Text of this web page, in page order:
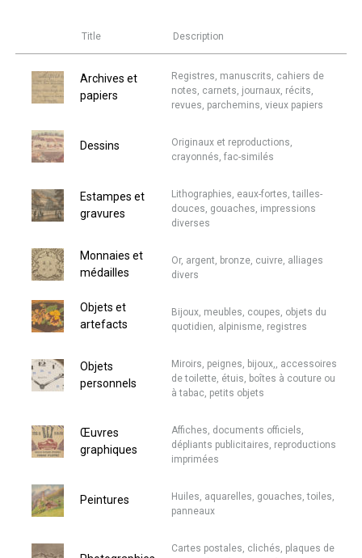
Title Description
Archives et
papiers
Registres, manuscrits, cahiers de
notes, carnets, journaux, récits,
revues, parchemins, vieux papiers
Dessins
Originaux et reproductions,
crayonnés, fac-similés
Estampes et
gravures
Lithographies, eaux-fortes, tailles-
douces, gouaches, impressions
diverses
Monnaies et
médailles
Or, argent, bronze, cuivre, alliages
divers
Objets et
artefacts
Bijoux, meubles, coupes, objets du
quotidien, alpinisme, registres
Objets
personnels
Miroirs, peignes, bijoux,, accessoires
de toilette, étuis, boîtes à couture ou
à tabac, petits objets
Œuvres
graphiques
Affiches, documents officiels,
dépliants publicitaires, reproductions
imprimées
Peintures
Huiles, aquarelles, gouaches, toiles,
panneaux
Cartes postales, clichés, plaques de